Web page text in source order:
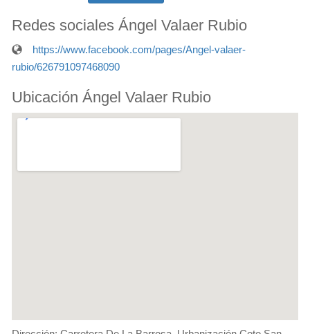
Redes sociales Ángel Valaer Rubio
https://www.facebook.com/pages/Angel-valaer-
rubio/626791097468090
Ubicación Ángel Valaer Rubio